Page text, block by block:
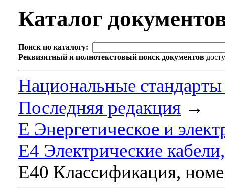
Каталог
Поиск по каталогу:
Реквизитный и полнотекстовый поиск документов
Национальные
Последняя редакция →
Е Энергетическое и
Е4 Электрические
Е40 Классификация,